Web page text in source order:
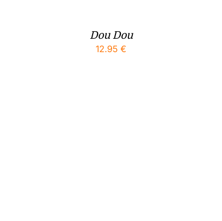
Dou Dou
12.95 €